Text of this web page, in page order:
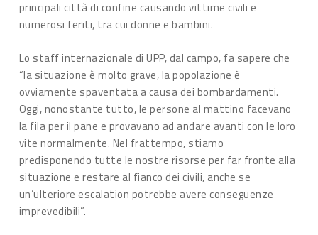
principali città di confine causando vittime civili e
numerosi feriti, tra cui donne e bambini.
Lo staff internazionale di UPP, dal campo, fa sapere che
“la situazione è molto grave, la popolazione è
ovviamente spaventata a causa dei bombardamenti.
Oggi, nonostante tutto, le persone al mattino facevano
la fila per il pane e provavano ad andare avanti con le loro
vite normalmente. Nel frattempo, stiamo
predisponendo tutte le nostre risorse per far fronte alla
situazione e restare al fianco dei civili, anche se
un’ulteriore escalation potrebbe avere conseguenze
imprevedibili”.